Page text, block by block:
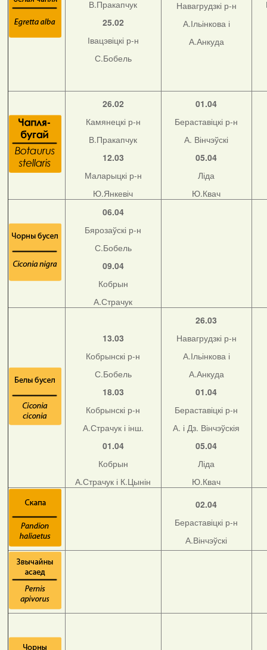
В.Пракапчук
25.02
Івацэвіцкі р-н
С.Бобель
Навагрудзкі р-н
А.Ільінкова і
А.Анкуда
26.02
Камянецкі р-н
В.Пракапчук
12.03
Маларыцкі р-н
Ю.Янкевіч
01.04
Бераставіцкі р-н
А. Вінчэўскі
05.04
Ліда
Ю.Квач
06.04
Бярозаўскі р-н
С.Бобель
09.04
Кобрын
А.Страчук
13.03
Кобрынскі р-н
С.Бобель
18.03
Кобрынскі р-н
А.Страчук і інш.
01.04
Кобрын
А.Страчук і К.Цынін
26.03
Навагрудзкі р-н
А.Ільінкова і
А.Анкуда
01.04
Бераставіцкі р-н
А. і Дз. Вінчэўскія
05.04
Ліда
Ю.Квач
02.04
Бераставіцкі р-н
А.Вінчэўскі